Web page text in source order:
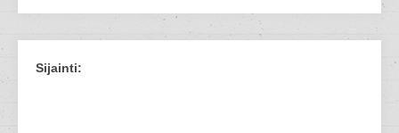
Sijainti: